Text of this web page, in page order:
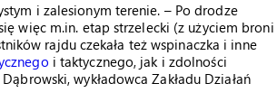
i zalesionym terenie. – Po drodze
więc m.in. etap strzelecki (z użyciem broni
rajdu czekała też wspinaczka i inne
i taktycznego, jak i zdolności
wykładowca Zakładu Działań